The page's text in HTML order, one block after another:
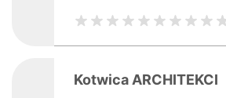
Kotwica ARCHITEKCI